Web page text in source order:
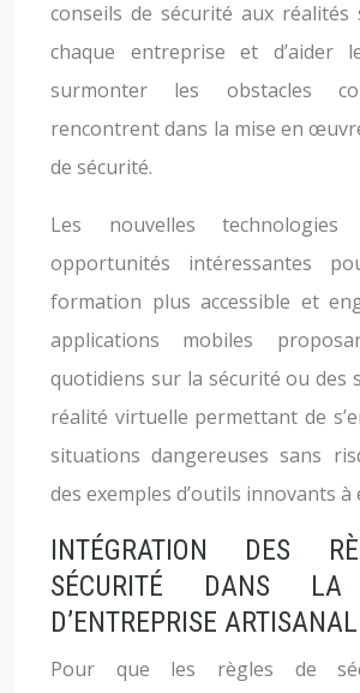
conseils de sécurité aux réalités
chaque entreprise et d’aider
surmonter les obstacles
rencontrent dans la mise en
de sécurité.
Les nouvelles
opportunités intéressantes
formation plus accessible et
applications mobiles
quotidiens sur la sécurité ou des
réalité virtuelle permettant de
situations dangereuses sans
des exemples d’outils innovants à
INTÉGRATION DES
SÉCURITÉ DANS LA
D’ENTREPRISE
Pour que les règles de